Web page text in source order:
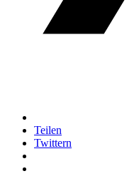
Teilen
Twittern